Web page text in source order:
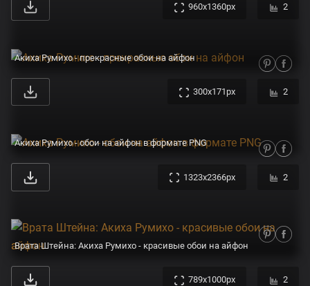
960x1360px 2
Акиха Румихо - прекрасные обои на айфон
300x171px 2
Акиха Румихо - обои на айфон в формате PNG
1323x2366px 2
Врата Штейна: Акиха Румихо - красивые обои на айфон
789x1000px 2